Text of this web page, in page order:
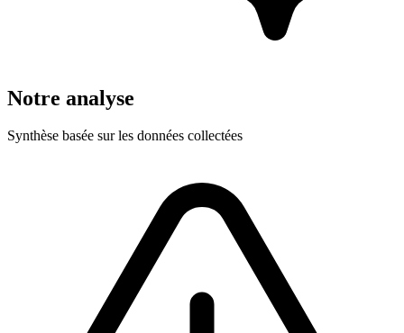
Notre analyse
Synthèse basée sur les données collectées